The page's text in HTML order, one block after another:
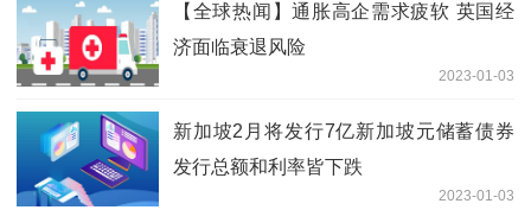
【全球热闻】通胀高企需求疲软 英国经
济面临衰退风险
2023-01-03
新加坡2月将发行7亿新加坡元储蓄债券
发行总额和利率皆下跌
2023-01-03